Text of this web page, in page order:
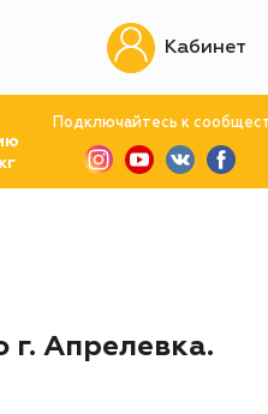
Подключайтесь к
Кабинет
г. Апрелевка.